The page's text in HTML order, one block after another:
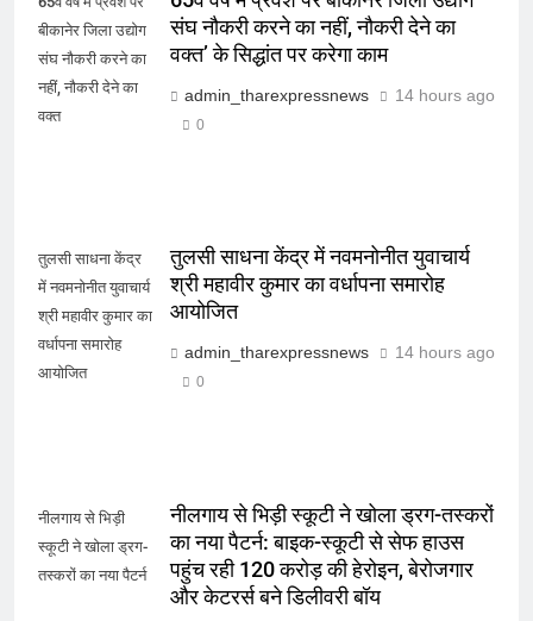
बीकानेर जिला उद्योग
संघ नौकरी करने का
नहीं, नौकरी देने का
वक्त
संघ नौकरी करने का नहीं, नौकरी देने का
वक्त’ के सिद्धांत पर करेगा काम
admin_tharexpressnews 14 hours ago
0
तुलसी साधना केंद्र
में नवमनोनीत युवाचार्य
श्री महावीर कुमार का
वर्धापना समारोह
आयोजित
तुलसी साधना केंद्र में नवमनोनीत युवाचार्य
श्री महावीर कुमार का वर्धापना समारोह
आयोजित
admin_tharexpressnews 14 hours ago
0
नीलगाय से भिड़ी
स्कूटी ने खोला ड्रग-
तस्करों का नया पैटर्न
नीलगाय से भिड़ी स्कूटी ने खोला ड्रग-तस्करों
का नया पैटर्न: बाइक-स्कूटी से सेफ हाउस
पहुंच रही 120 करोड़ की हेरोइन, बेरोजगार
और केटरर्स बने डिलीवरी बॉय